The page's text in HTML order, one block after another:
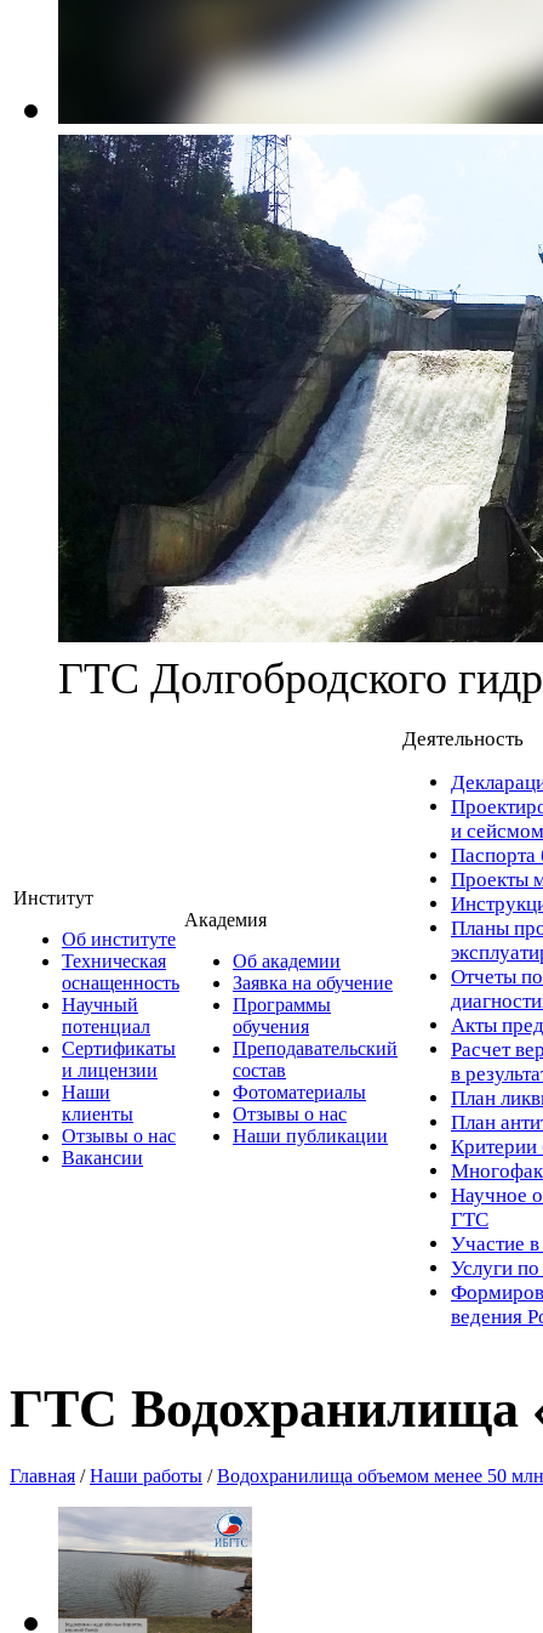
ГТС Долгобродского
Институт
Об институте
Техническая
оснащенность
Научный
потенциал
Сертификаты
и лицензии
Наши
клиенты
Отзывы о нас
Вакансии
Академия
Об академии
Заявка на обучение
Программы
обучения
Преподавательский
состав
Фотоматериалы
Отзывы о нас
Наши публикации
Деятельность
и
Паспорта
Проекты
Планы
Отчеты по
Акты
Расчет
в
План
План
Критерии
Научное
ГТС
Участие
Услуги
ведения
ГТС Водохранилища
Главная / Наши работы / Водохранилища объемом менее 50